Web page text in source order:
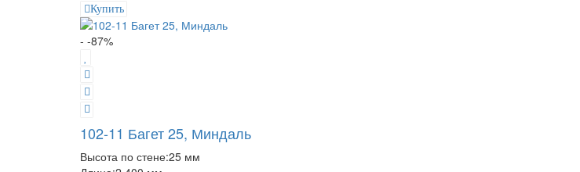
Купить
- -87%
102-11 Багет 25, Миндаль
Высота по стене:25 мм